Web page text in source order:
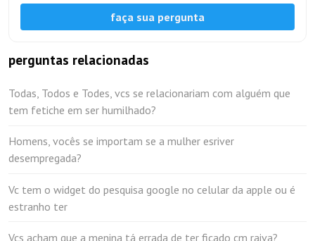
faça sua pergunta
perguntas relacionadas
Todas, Todos e Todes, vcs se relacionariam com alguém que
tem fetiche em ser humilhado?
Homens, vocês se importam se a mulher esriver
desempregada?
Vc tem o widget do pesquisa google no celular da apple ou é
estranho ter
Vcs acham que a menina tá errada de ter ficado cm raiva?